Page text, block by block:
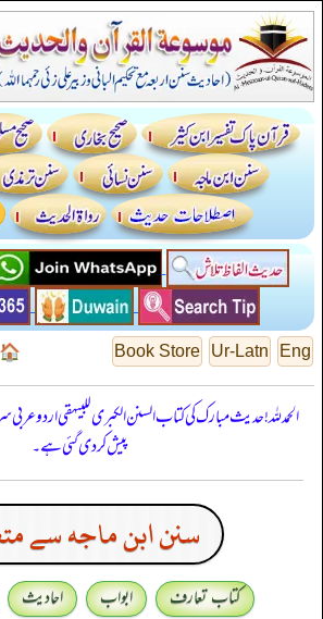
Eng
Ur-Latn
Book Store
🏠
الحمدللہ! حدیث مبارک کی کتاب السنن الكبرى للبيهقي اردو
پیش کر دی گئی ہے۔
سنن ابن ماجه سے
کتاب تعارف ابواب احادیث